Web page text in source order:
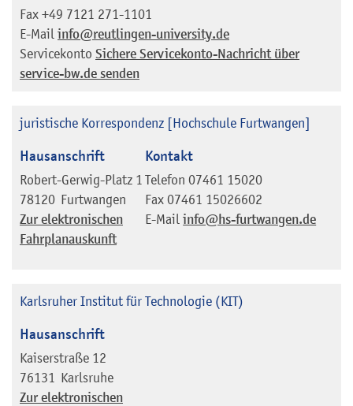
Fax +49 7121 271-1101
E-Mail info@reutlingen-university.de
Servicekonto Sichere Servicekonto-Nachricht über
service-bw.de senden
juristische Korrespondenz [Hochschule Furtwangen]
Hausanschrift
Robert-Gerwig-Platz 1
78120 Furtwangen
Zur elektronischen
Fahrplanauskunft
Kontakt
Telefon 07461 15020
Fax 07461 15026602
E-Mail info@hs-furtwangen.de
Karlsruher Institut für Technologie (KIT)
Hausanschrift
Kaiserstraße 12
76131 Karlsruhe
Zur elektronischen